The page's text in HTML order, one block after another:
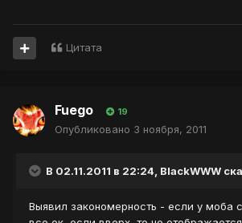
Цитата
Fuego 19
Опубликовано 3 ноября, 2011
В 02.11.2011 в 22:24, BlackWWW
Выявил закономерность - если у моба